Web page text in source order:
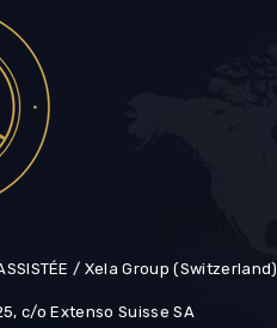
/ Xela Group (Switzerland)
c/o Extenso Suisse SA